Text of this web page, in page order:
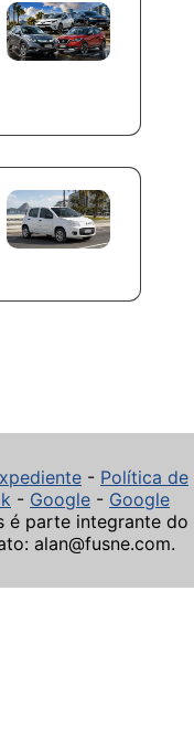
- Política de
- Google - Google
é parte integrante do
alan@fusne.com.